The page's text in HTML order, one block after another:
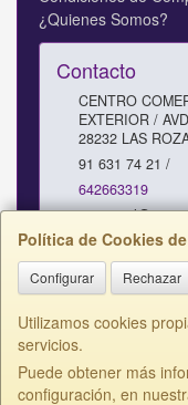
Política de Cookies
Configurar Rechazar
Utilizamos cookies
servicios.
Puede obtener más
configuración, en
¿Quienes Somos?
Contacto
CENTRO
EXTERIOR /
28232 LAS
91 631 74 21 /
642663319
Horario
10 - 12,30 / 17 -
, , , ,